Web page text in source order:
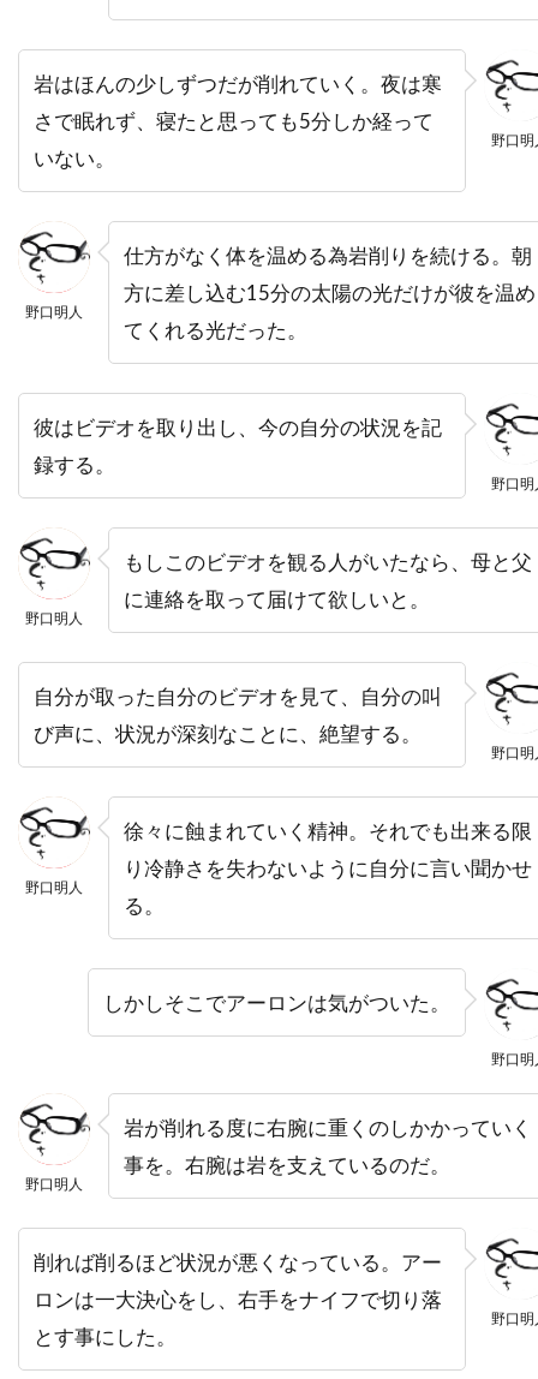
トム・シャドヤック
トム・スケリット
トム・スターン
トム・ノーブル
トム・ハンクス
トム・ハーディ
トム・フォックス
トム・マシューズ
トム・マッカーシー
トム・マッゴーワン
トム・リース・ファレル
トム・ロルフ
トム・ヴォーン
トライスター
トライスター・ピクチャーズ
トランスフォーマー
トラヴィス・アダム・ライト
トリート・ウィリアムズ
トリーヌ・ディルホム
トルネード・フィルム
トレイシー・ウォルター
トレヴァ・エチエンヌ
トータス松本（ウルフルズ）
トーマス・F・ウィルソン
トーマス・G・ウェイツ
トーマス・M・ハーメル
トーマス・キニーリー
トーマス・コパッチ
トーマス・サングスター
トーマス・ジェーン
トーマス・タル
トーマス・ミッチェル
トーマス・レノン
ドイツ
ドゥニ・ヴィルヌーヴ
ドナルド・サザーランド
ドナルド・ダック・ダン
ドナルド・フュリラブ
ドナルド・プレザンス
ドナルド・モファット
ドニ・ルダン
ドニー・ウォルバーグ
野口明
岩はほんの少しずつだが削れていく。夜は寒
さで眠れず、寝たと思っても5分しか経って
いない。
野口明人
仕方がなく体を温める為岩削りを続ける。朝
方に差し込む15分の太陽の光だけが彼を温め
てくれる光だった。
野口明
彼はビデオを取り出し、今の自分の状況を記
録する。
野口明人
もしこのビデオを観る人がいたなら、母と父
に連絡を取って届けて欲しいと。
野口明
自分が取った自分のビデオを見て、自分の叫
び声に、状況が深刻なことに、絶望する。
野口明人
徐々に蝕まれていく精神。それでも出来る限
り冷静さを失わないように自分に言い聞かせ
る。
野口明
しかしそこでアーロンは気がついた。
野口明人
岩が削れる度に右腕に重くのしかかっていく
事を。右腕は岩を支えているのだ。
野口明
削れば削るほど状況が悪くなっている。アー
ロンは一大決心をし、右手をナイフで切り落
とす事にした。